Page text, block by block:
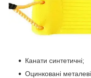
Канати синтетичні;
Оцинковані металеві